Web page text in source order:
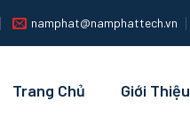
namphat@namphattech.vn
Trang Chủ Giới Thiệu